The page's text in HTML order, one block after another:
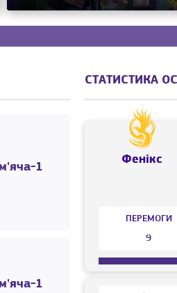
1
1
СТАТИСТИКА
Фенікс
ПЕРЕМОГИ
9